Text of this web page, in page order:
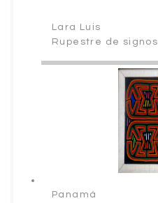
Lara Luis
Rupestre de signos
Panamá